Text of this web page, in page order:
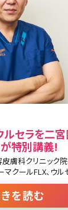
セラを二
が特別講義!
膚科クリニック
クールFLX、ウル
リニックで治療に
重です。アンチ
を読む